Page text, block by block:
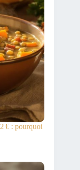
€ : pourquoi